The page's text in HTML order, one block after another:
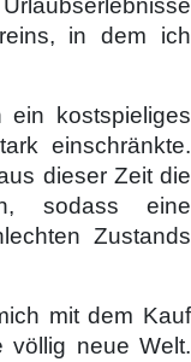
in dem ich
kostspieliges
einschränkte.
dieser Zeit die
sodass eine
Zustands
mit dem Kauf
völlig neue Welt.